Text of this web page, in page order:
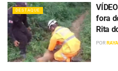
DESTAQUE
fora
Rita
POR